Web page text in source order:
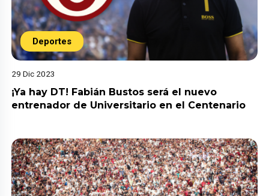
Deportes
29 Dic 2023
¡Ya hay DT! Fabián Bustos será el nuevo
entrenador de Universitario en el Centenario